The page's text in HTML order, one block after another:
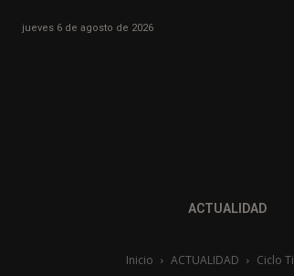
jueves 6 de agosto de 2026
ACTUALIDAD
Inicio ACTUALIDAD Ciclo